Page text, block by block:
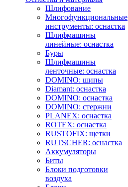
Шлифование
Многофункциональные
инструменты: оснастка
Шлифмашины
линейные: оснастка
Буры
Шлифмашины
ленточные: оснастка
DOMINO: шипы
Diamant: оснастка
DOMINO: оснастка
DOMINO: стержни
PLANEX: оснастка
ROTEX: оснастка
RUSTOFIX: щетки
RUTSCHER: оснастка
Аккумуляторы
Биты
Блоки подготовки
воздуха